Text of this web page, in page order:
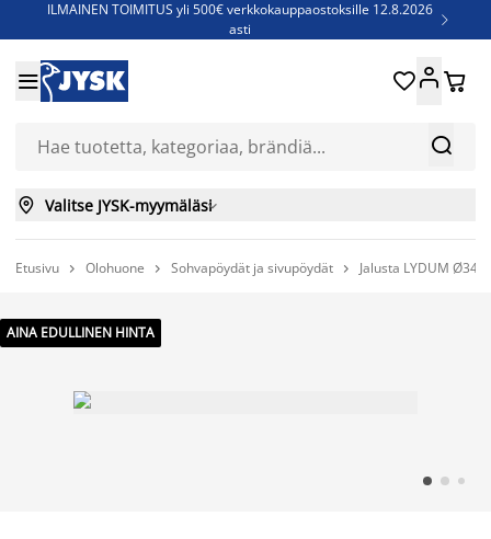
ILMAINEN TOIMITUS yli 500€ verkkokauppaostoksille 12.8.2026
asti

Jenkkisänkyjä - Säästä jopa 60%


 
 Valitse JYSK-myymäläsi
Etusivu  Olohuone  Sohvapöydät ja sivupöydät  Jalusta LYDUM
AINA EDULLINEN HINTA